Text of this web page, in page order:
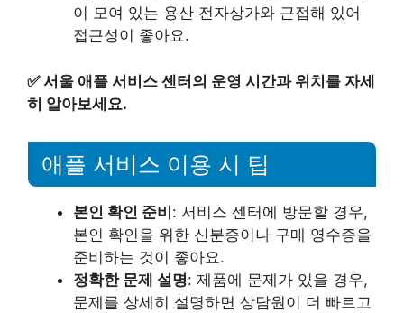
이 모여 있는 용산 전자상가와 근접해 있어
접근성이 좋아요.
✅서울 애플 서비스 센터의 운영 시간과 위치를 자세
히 알아보세요.
애플 서비스 이용 시 팁
본인 확인 준비 : 서비스 센터에 방문할 경우,
본인 확인을 위한 신분증이나 구매 영수증을
준비하는 것이 좋아요.
정확한 문제 설명: 제품에 문제가 있을 경우,
문제를 상세히 설명하면 상담원이 더 빠르고